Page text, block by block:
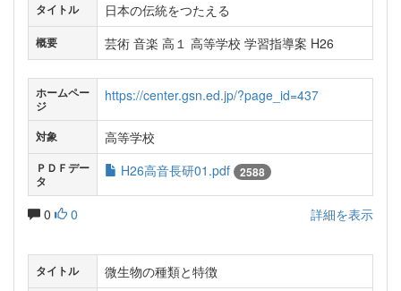
タイトル 日本の伝統をつたえる
概要 芸術 音楽 高１ 高等学校 学習指導案 H26
ホームペー
ジ
https://center.gsn.ed.jp/?page_id=437
対象 高等学校
ＰＤＦデー
タ
H26高音長研01.pdf 2588
0 0 詳細を表示
タイトル 微生物の種類と特徴